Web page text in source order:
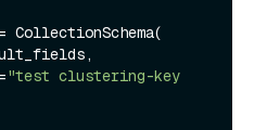
CollectionSchema(
"test clustering-key